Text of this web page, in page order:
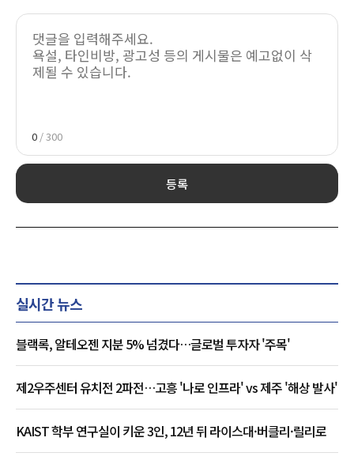
0 / 300
등록
실시간 뉴스
블랙록, 알테오젠 지분 5% 넘겼다…글로벌 투자자 '주목'
제2우주센터 유치전 2파전…고흥 '나로 인프라' vs 제주 '해상 발사'
KAIST 학부 연구실이 키운 3인, 12년 뒤 라이스대·버클리·릴리로